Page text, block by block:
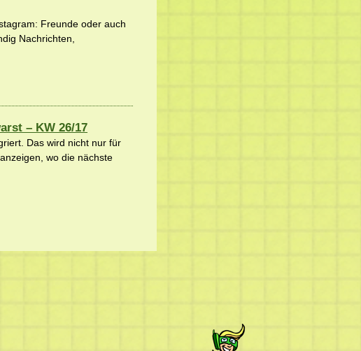
Freunde oder auch
Nachrichten,
– KW 26/17
Das wird nicht nur für
wo die nächste